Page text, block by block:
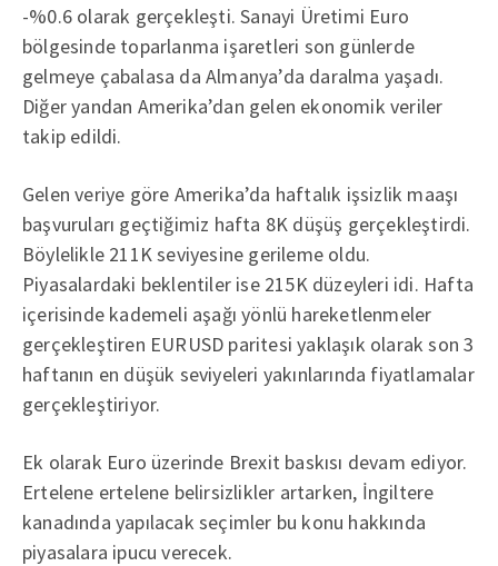
-%0.6 olarak gerçekleşti. Sanayi Üretimi Euro
bölgesinde toparlanma işaretleri son günlerde
gelmeye çabalasa da Almanya’da daralma yaşadı.
Diğer yandan Amerika’dan gelen ekonomik veriler
takip edildi.
Gelen veriye göre Amerika’da haftalık işsizlik maaşı
başvuruları geçtiğimiz hafta 8K düşüş gerçekleştirdi.
Böylelikle 211K seviyesine gerileme oldu.
Piyasalardaki beklentiler ise 215K düzeyleri idi. Hafta
içerisinde kademeli aşağı yönlü hareketlenmeler
gerçekleştiren EURUSD paritesi yaklaşık olarak son 3
haftanın en düşük seviyeleri yakınlarında fiyatlamalar
gerçekleştiriyor.
Ek olarak Euro üzerinde Brexit baskısı devam ediyor.
Ertelene ertelene belirsizlikler artarken, İngiltere
kanadında yapılacak seçimler bu konu hakkında
piyasalara ipucu verecek.